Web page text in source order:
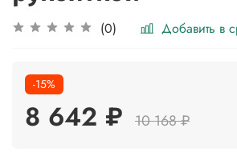
(0) Добавить в
-15%
8 642 ₽ 10 168 ₽